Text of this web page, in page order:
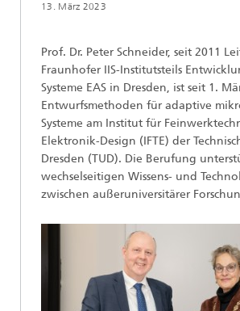
13. März 2023
Prof. Dr. Peter Schneider, seit 2011
Fraunhofer IIS-Institutsteils
Systeme EAS in Dresden, ist seit 1.
Entwurfsmethoden für adaptive
Systeme am Institut für
Elektronik-Design (IFTE) der
Dresden (TUD). Die Berufung
wechselseitigen Wissens- und
zwischen außeruniversitärer